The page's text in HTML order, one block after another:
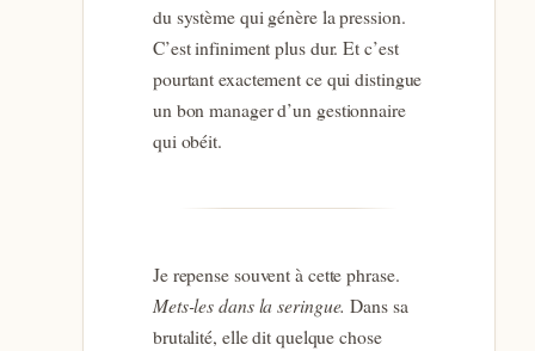
du système qui génère la pression.
C’est infiniment plus dur. Et c’est
pourtant exactement ce qui distingue
un bon manager d’un gestionnaire
qui obéit.
Je repense souvent à cette phrase.
Mets-les dans la seringue. Dans sa
brutalité, elle dit quelque chose